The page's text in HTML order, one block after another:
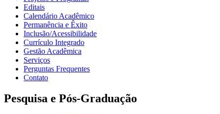
Editais
Calendário Acadêmico
Permanência e Êxito
Inclusão/Acessibilidade
Currículo Integrado
Gestão Acadêmica
Serviços
Perguntas Frequentes
Contato
Pesquisa e Pós-Graduação